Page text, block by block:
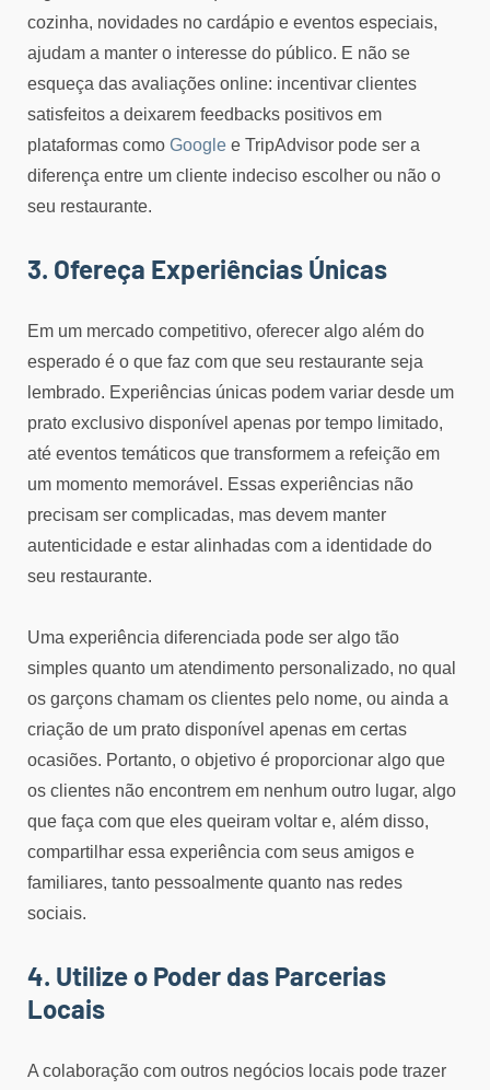
cozinha, novidades no cardápio e eventos especiais,
ajudam a manter o interesse do público. E não se
esqueça das avaliações online: incentivar clientes
satisfeitos a deixarem feedbacks positivos em
plataformas como Google e TripAdvisor pode ser a
diferença entre um cliente indeciso escolher ou não o
seu restaurante.
3. Ofereça Experiências Únicas
Em um mercado competitivo, oferecer algo além do
esperado é o que faz com que seu restaurante seja
lembrado. Experiências únicas podem variar desde um
prato exclusivo disponível apenas por tempo limitado,
até eventos temáticos que transformem a refeição em
um momento memorável. Essas experiências não
precisam ser complicadas, mas devem manter
autenticidade e estar alinhadas com a identidade do
seu restaurante.
Uma experiência diferenciada pode ser algo tão
simples quanto um atendimento personalizado, no qual
os garçons chamam os clientes pelo nome, ou ainda a
criação de um prato disponível apenas em certas
ocasiões. Portanto, o objetivo é proporcionar algo que
os clientes não encontrem em nenhum outro lugar, algo
que faça com que eles queiram voltar e, além disso,
compartilhar essa experiência com seus amigos e
familiares, tanto pessoalmente quanto nas redes
sociais.
4. Utilize o Poder das Parcerias
Locais
A colaboração com outros negócios locais pode trazer